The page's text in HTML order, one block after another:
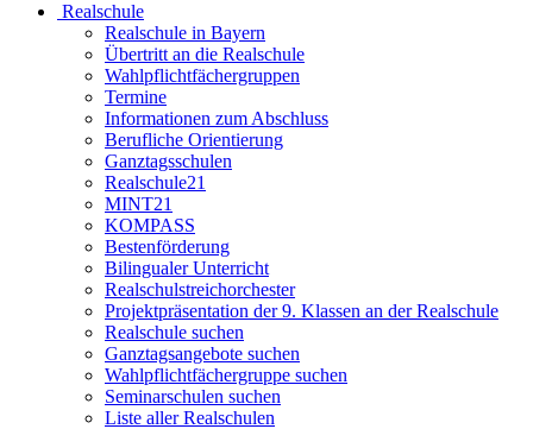
Realschule
Realschule in Bayern
Übertritt an die Realschule
Wahlpflichtfächergruppen
Termine
Informationen zum Abschluss
Berufliche Orientierung
Ganztagsschulen
Realschule21
MINT21
KOMPASS
Bestenförderung
Bilingualer Unterricht
Realschulstreichorchester
Projektpräsentation der 9. Klassen an der Realschule
Realschule suchen
Ganztagsangebote suchen
Wahlpflichtfächergruppe suchen
Seminarschulen suchen
Liste aller Realschulen